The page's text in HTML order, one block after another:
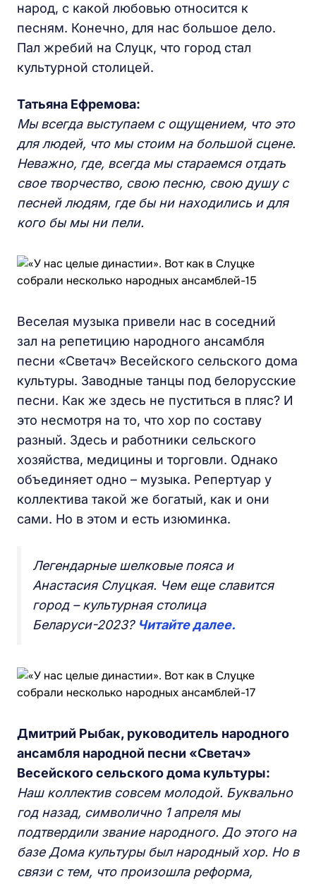
народ, с какой любовью относится к
песням. Конечно, для нас большое дело.
Пал жребий на Слуцк, что город стал
культурной столицей.
Татьяна Ефремова:
Мы всегда выступаем с ощущением, что это
для людей, что мы стоим на большой сцене.
Неважно, где, всегда мы стараемся отдать
свое творчество, свою песню, свою душу с
песней людям, где бы ни находились и для
кого бы мы ни пели.
Веселая музыка привели нас в соседний
зал на репетицию народного ансамбля
песни «Светач» Весейского сельского дома
культуры. Заводные танцы под белорусские
песни. Как же здесь не пуститься в пляс? И
это несмотря на то, что хор по составу
разный. Здесь и работники сельского
хозяйства, медицины и торговли. Однако
объединяет одно – музыка. Репертуар у
коллектива такой же богатый, как и они
сами. Но в этом и есть изюминка.
Легендарные шелковые пояса и
Анастасия Слуцкая. Чем еще славится
город – культурная столица
Беларуси-2023? Читайте далее.
Дмитрий Рыбак, руководитель народного
ансамбля народной песни «Светач»
Весейского сельского дома культуры:
Наш коллектив совсем молодой. Буквально
год назад, символично 1 апреля мы
подтвердили звание народного. До этого на
базе Дома культуры был народный хор. Но в
связи с тем, что произошла реформа,